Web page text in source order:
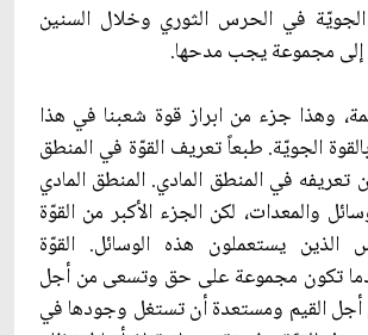
الجويّة في الحرس الثوري وخلال السنين
إلى مجموعة يجب مدحها.
وهذا جزء من ابراز قوة شعبنا في هذا
الجويّة. طبعاً تعريف القوّة في المنطق
في المنطق المادي. المنطق المادي
والمعدات، لكن الجزء الأكبر من القوّة
الذين يستعملون هذه الوسائل. القوّة
تكون مجموعة على حق وتسعى من أجل
القيم ومستعدة أن تستغل وجودها في